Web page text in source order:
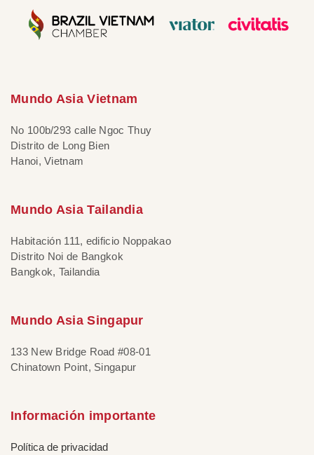
Mundo Asia Vietnam
No 100b/293 calle Ngoc Thuy
Distrito de Long Bien
Hanoi, Vietnam
Mundo Asia Tailandia
Habitación 111, edificio Noppakao
Distrito Noi de Bangkok
Bangkok, Tailandia
Mundo Asia Singapur
133 New Bridge Road #08-01
Chinatown Point, Singapur
Información importante
Política de privacidad